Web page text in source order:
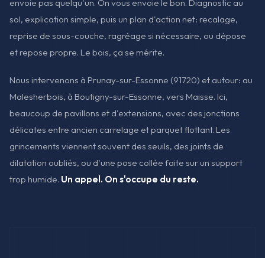
envoie pas quelqu'un. On vous envoie le bon. Diagnostic au
sol, explication simple, puis un plan d'action net: recalage,
reprise de sous-couche, ragréage si nécessaire, ou dépose
et repose propre. Le bois, ça se mérite.
Nous intervenons à Prunay-sur-Essonne (91720) et autour: au
Malesherbois, à Boutigny-sur-Essonne, vers Maisse. Ici,
beaucoup de pavillons et d'extensions, avec des jonctions
délicates entre ancien carrelage et parquet flottant. Les
grincements viennent souvent des seuils, des joints de
dilatation oubliés, ou d'une pose collée faite sur un support
trop humide. Un appel. On s'occupe du reste.